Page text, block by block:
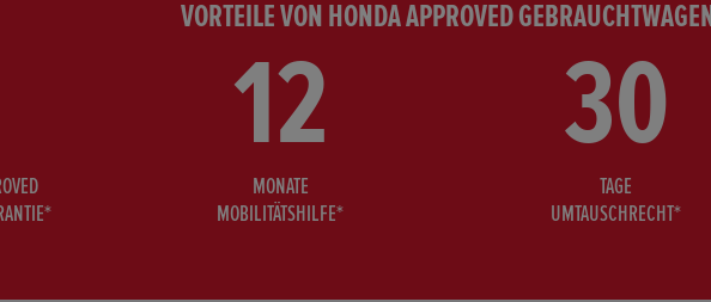
VORTEILE VON HONDA APPROVED GEBRAUCHTWAGEN
12
MONATE
MOBILITÄTSHILFE*
30
TAGE
UMTAUSCHRECHT*